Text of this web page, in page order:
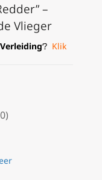
–
Vlieger
Verleiding‘? Klik